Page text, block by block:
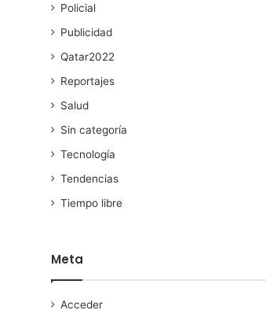
Policial
Publicidad
Qatar2022
Reportajes
Salud
Sin categoría
Tecnología
Tendencias
Tiempo libre
Meta
Acceder